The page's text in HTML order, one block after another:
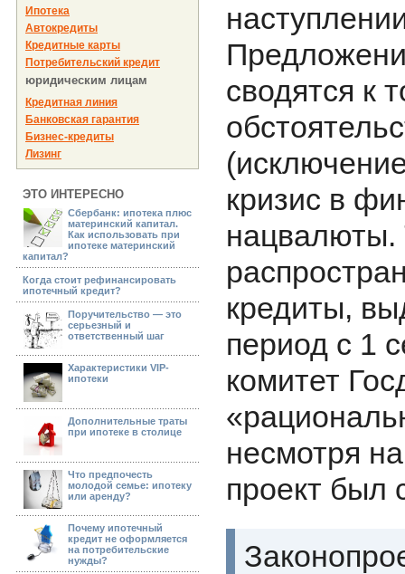
Ипотека
Автокредиты
Кредитные карты
Потребительский кредит
юридическим лицам
Кредитная линия
Банковская гарантия
Бизнес-кредиты
Лизинг
ЭТО ИНТЕРЕСНО
Сбербанк: ипотека плюс
материнский капитал.
Как использовать при
ипотеке материнский
капитал?
Когда стоит рефинансировать
ипотечный кредит?
Поручительство — это
серьезный и
ответственный шаг
Характеристики VIP-
ипотеки
Дополнительные траты
при ипотеке в столице
Что предпочесть
молодой семье: ипотеку
или аренду?
Почему ипотечный
кредит не оформляется
на потребительские
нужды?
сводятся к
кризис в
нацвалюты.
кредиты,
период с 1
комитет
несмотря
проект был